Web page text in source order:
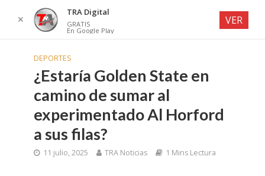
DEPORTES
¿Estaría Golden State en
camino de sumar al
experimentado Al Horford
a sus filas?
11 julio, 2025 TRA Noticias 1 Mins Lectura
✕
TRA Digital
GRATIS
En Google Play
VER